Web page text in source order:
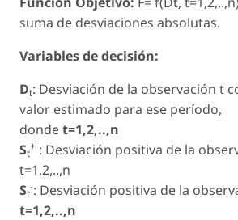
suma de desviaciones absolutas.
Variables de decisión:
Dt: Desviación de la observación t
valor estimado para ese período,
dondet=1,2,..,n
St
+ : Desviación positiva de la
t=1,2,..,n
St
-: Desviación positiva de la
t=1,2,..,n